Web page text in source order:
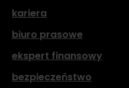
kariera
biuro prasowe
ekspert finansowy
bezpieczeństwo